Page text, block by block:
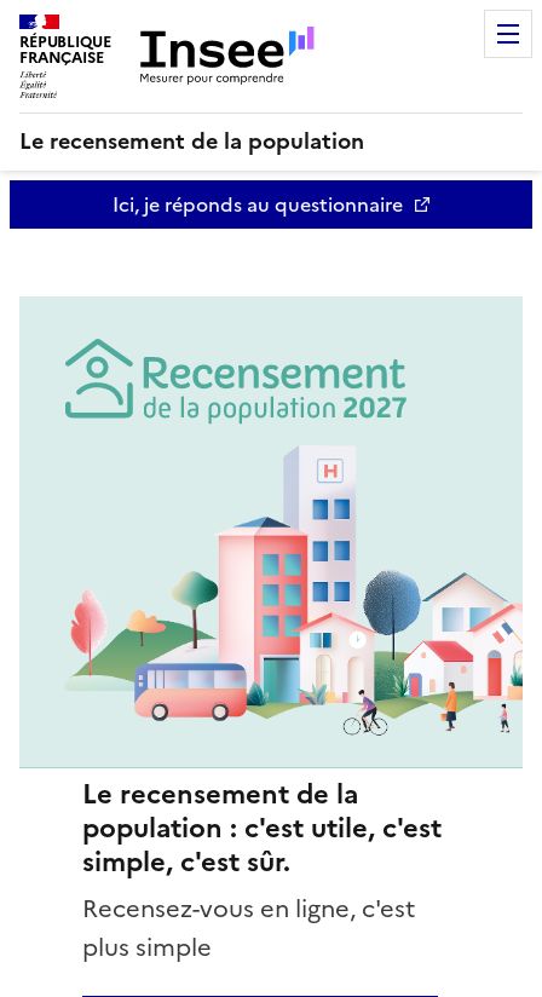
RÉPUBLIQUE
FRANÇAISE
Le recensement de la population
Ici, je réponds au questionnaire
Le recensement de la
population : c'est utile, c'est
simple, c'est sûr.
Recensez-vous en ligne, c'est
plus simple